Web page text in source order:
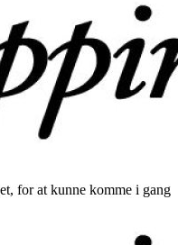
for at kunne komme i gang